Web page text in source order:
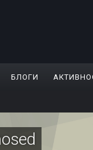
БЛОГИ